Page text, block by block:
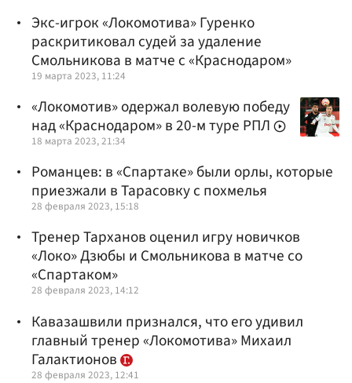
Экс-игрок «Локомотива» Гуренко
раскритиковал судей за удаление
Смольникова в матче с «Краснодаром»
19 марта 2023, 11:24
«Локомотив» одержал волевую победу
над «Краснодаром» в 20-м туре РПЛ
18 марта 2023, 21:34
Романцев: в «Спартаке» были орлы, которые
приезжали в Тарасовку с похмелья
28 февраля 2023, 15:18
Тренер Тарханов оценил игру новичков
«Локо» Дзюбы и Смольникова в матче со
«Спартаком»
28 февраля 2023, 14:12
Кавазашвили признался, что его удивил
главный тренер «Локомотива» Михаил
Галактионов
28 февраля 2023, 12:41